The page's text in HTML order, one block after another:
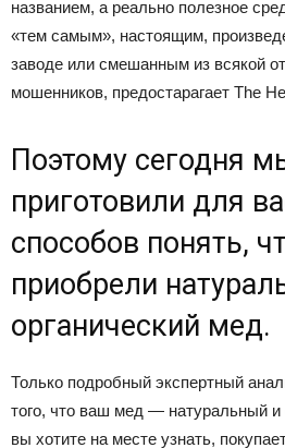
названием, а реально полезное
«тем самым», настоящим,
заводе или смешанным из всякой
мошенников, предостарагает The
Поэтому сегодня
приготовили для
способов понять,
приобрели
органический мед.
Только подробный экспертный
того, что ваш мед — натуральный и
вы хотите на месте узнать,